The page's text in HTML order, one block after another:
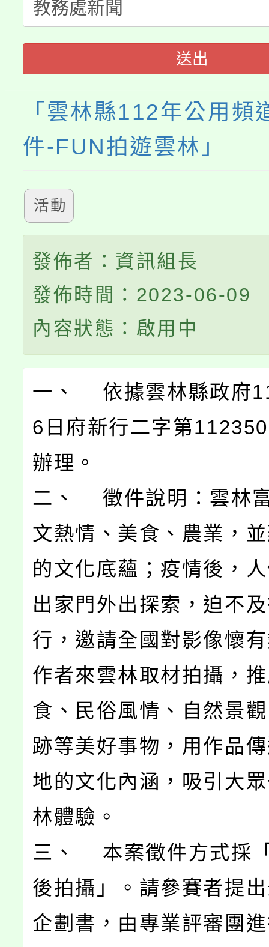
程
送出
「雲林縣112年公用頻
件-FUN拍遊雲林」
活動
發佈者：資訊組長
發佈時間：2023-06-09
內容狀態：啟用中
一、 依據雲林縣政府
6日府新行二字第
辦理。
二、 徵件說明：雲林
文熱情、美食、農業，
的文化底蘊；疫情後，
出家門外出探索，迫不
行，邀請全國對影像懷
作者來雲林取材拍攝，
食、民俗風情、自然景
跡等美好事物，用作品
地的文化內涵，吸引大
林體驗。
三、 本案徵件方式採
後拍攝」。請參賽者提
企劃書，由專業評審團